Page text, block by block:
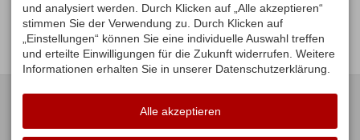
KONTAKT
Hauptstraße 16
UNSERE
ÖFFNUNGSZEITEN:
und analysiert werden. Durch Klicken auf „Alle akzeptieren“
stimmen Sie der Verwendung zu. Durch Klicken auf
„Einstellungen“ können Sie eine individuelle Auswahl treffen
und erteilte Einwilligungen für die Zukunft widerrufen. Weitere
Informationen erhalten Sie in unserer Datenschutzerklärung.
Alle akzeptieren